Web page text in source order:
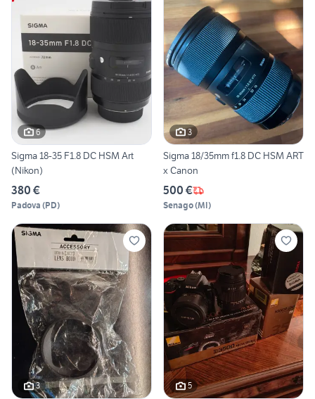
6
Sigma 18-35 F1.8 DC HSM Art
(Nikon)
380 €
Padova (PD)
3
Sigma 18/35mm f1.8 DC HSM ART
x Canon
500 €
Senago(MI)
3 5